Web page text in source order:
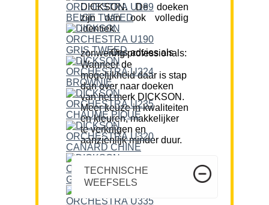
DICKSON. De doeken
zijn dan ook volledig
identiek.
Ons advies als zonwering professionals:
Wanneer de
mogelijkheid daar is stap
dan over naar doeken
van het merk DICKSON.
Meer keuze in kwaliteiten
en kleuren, makkelijker
te verkrijgen en
aanzienlijk minder duur.
TECHNISCHE
WEEFSELS